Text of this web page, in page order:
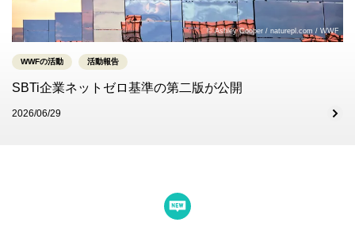
© Ashley Cooper / naturepl.com / WWF
WWFの活動 活動報告
SBTi企業ネットゼロ基準の第二版が公開
2026/06/29